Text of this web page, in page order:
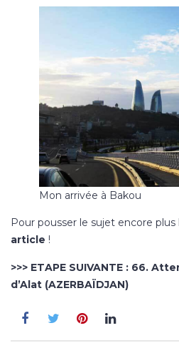
Mon arrivée à Bakou
Pour pousser le sujet encore plus
article !
>>> ETAPE SUIVANTE : 66.
d’Alat (AZERBAÏDJAN)